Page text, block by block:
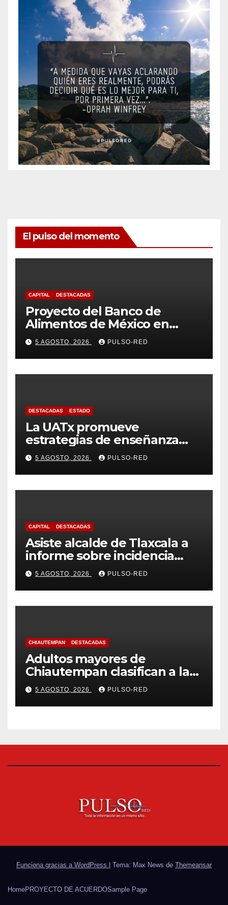
El pulso del momento
CAPITAL DESTACADAS
Proyecto del Banco de
Alimentos de México en
Tlaxcala avanza con trabajo
coordinado
5 AGOSTO, 2026 PULSO-RED
DESTACADAS ESTADO
La UATx promueve
estrategias de enseñanza
centradas en el contexto de
sus estudiantes
5 AGOSTO, 2026 PULSO-RED
CAPITAL DESTACADAS
Asiste alcalde de Tlaxcala a
informe sobre incidencia
delictiva refrenda trabajo
coordinado
5 AGOSTO, 2026 PULSO-RED
CHIAUTEMPAN DESTACADAS
Adultos mayores de
Chiautempan clasifican a la
etapa federal de las
Olimpiadas de Oro
5 AGOSTO, 2026 PULSO-RED
Funciona gracias a WordPress | Tema: Max News de Themeansar
HomePROYECTO DE ACUERDOSample Page